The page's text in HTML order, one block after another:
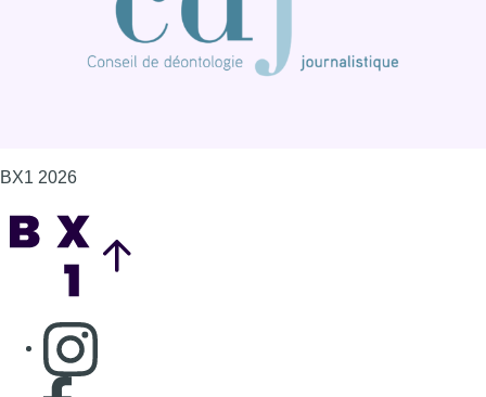
BX1 2026
Consulter page Instagram
Consulter page Facebook